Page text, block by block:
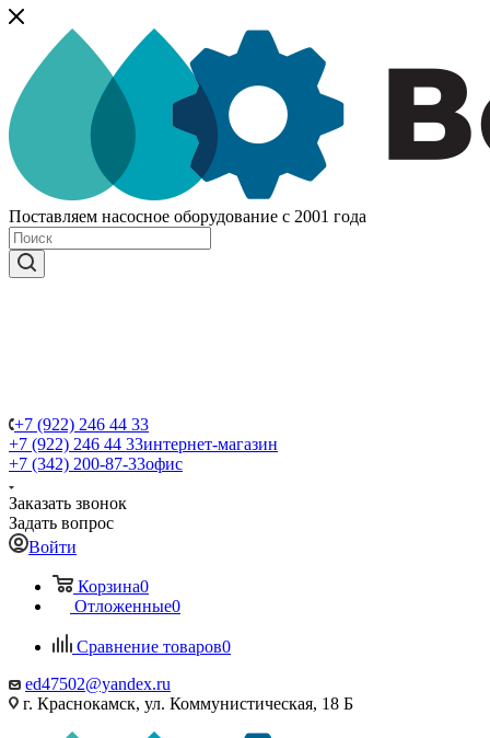
Поставляем насосное оборудование с 2001 года
+7 (922) 246 44 33
+7 (922) 246 44 33интернет-магазин
+7 (342) 200-87-33офис
Заказать звонок
Задать вопрос
Войти
Корзина0
Отложенные0
Сравнение товаров0
ed47502@yandex.ru
г. Краснокамск, ул. Коммунистическая, 18 Б